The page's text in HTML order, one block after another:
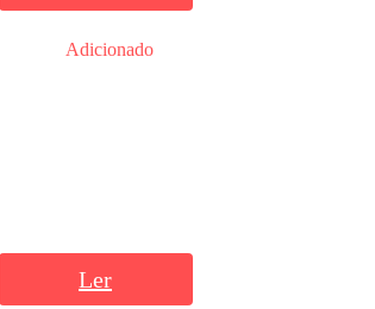
Adicionado
Ler